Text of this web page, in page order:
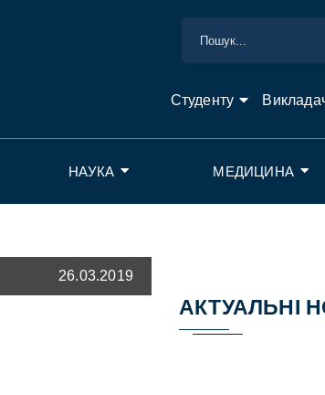
Студенту
НАУКА МЕДИЦИНА
26.03.2019
АКТУАЛЬНІ